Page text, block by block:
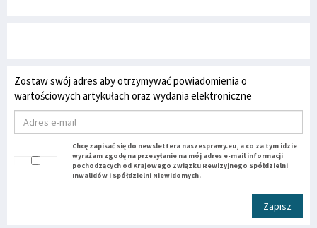
Zostaw swój adres aby otrzymywać powiadomienia o
wartościowych artykułach oraz wydania elektroniczne
Chcę zapisać się do newslettera naszesprawy.eu, a co za tym idzie
wyrażam zgodę na przesyłanie na mój adres e-mail informacji
pochodzących od Krajowego Związku Rewizyjnego Spółdzielni
Inwalidów i Spółdzielni Niewidomych.
Zapisz